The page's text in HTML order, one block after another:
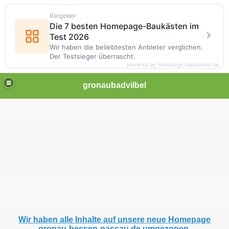
gronaubadvilbel
Wir haben alle Inhalte auf unsere neue Homepage
Ratgeber
Die 7 besten Homepage-Baukästen im
Test 2026
Wir haben die beliebtesten Anbieter verglichen.
Der Testsieger überrascht.
powered by homepage-baukasten.de